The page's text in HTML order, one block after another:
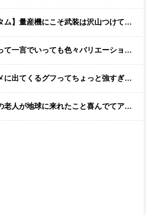
量産機にこそ武装は沢山つけてほしいよね
言でいっても色々バリエーションがあるよね
てくるグフってちょっと強すぎじゃない？
れたこと喜んでてアレ？連邦もやってることヤバくない？ってなる